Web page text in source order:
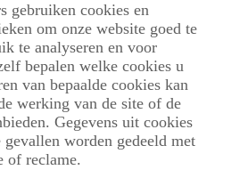
gebruiken cookies en
om onze website goed te
te analyseren en voor
bepalen welke cookies u
van bepaalde cookies kan
werking van de site of de
Gegevens uit cookies
worden gedeeld met
of reclame.